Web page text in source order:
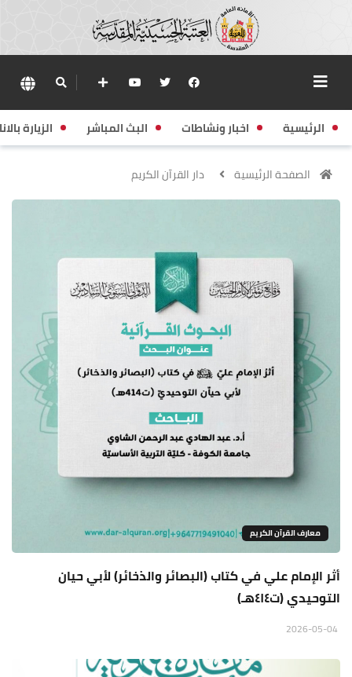
الرئيسية اخبار ونشاطات البث المباشر الزيارة
الصفحة الرئيسية دار القرآن الكريم
معارف القرآن الكريم
أثر الإمام علي في كتاب (البصائر والذخائر) لأبي حيان
التوحيدي (ت٤١٤هـ)